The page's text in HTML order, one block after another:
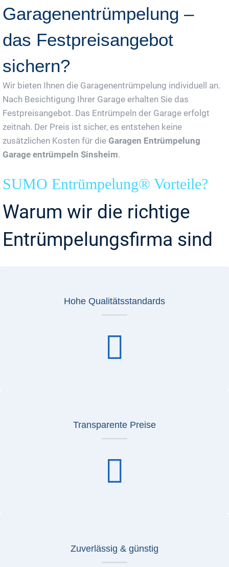
Garagenentrümpelung –
das Festpreisangebot
sichern?
Wir bieten Ihnen die Garagenentrümpelung individuell an.
Nach Besichtigung Ihrer Garage erhalten Sie das
Festpreisangebot. Das Entrümpeln der Garage erfolgt
zeitnah. Der Preis ist sicher, es entstehen keine
zusätzlichen Kosten für die Garagen Entrümpelung
Garage entrümpeln Sinsheim.
SUMO Entrümpelung® Vorteile?
Warum wir die richtige
Entrümpelungsfirma sind
Hohe Qualitätsstandards
Transparente Preise
Zuverlässig & günstig